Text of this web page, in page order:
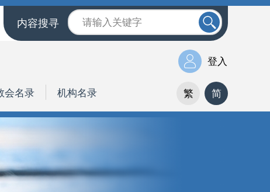
内容搜寻
登入
会名录 机构名录 繁 简